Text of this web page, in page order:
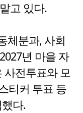
고 있다.
체분과, 사회
년 마을 자
사전투표와 모
티커 투표 등
다.